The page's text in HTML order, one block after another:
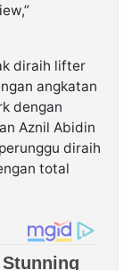
diraih lifter
angkatan
dengan
Aznil Abidin
diraih
total